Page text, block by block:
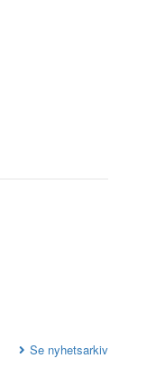
Se nyhetsarkiv